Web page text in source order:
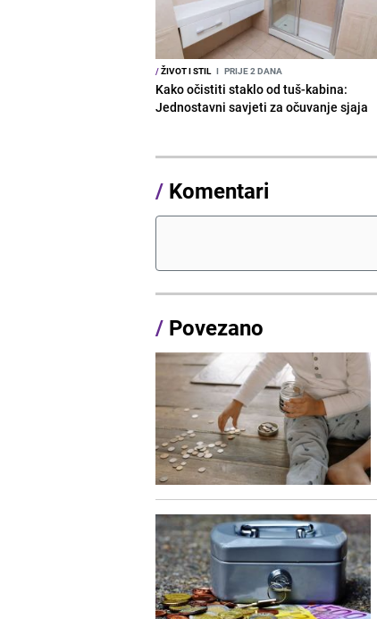
/ŽIVOT I STIL I PRIJE 2 DANA
Kako očistiti staklo od tuš-kabina:
Jednostavni savjeti za očuvanje sjaja
/ Komentari
/ Povezano